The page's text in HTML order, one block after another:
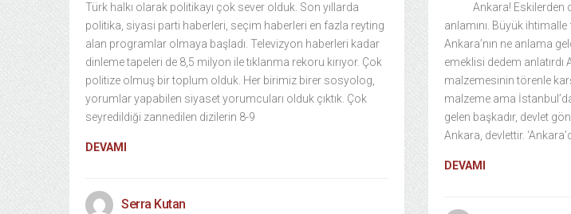
Türk halkı olarak politikayı çok sever olduk. Son yıllarda
politika, siyasi parti haberleri, seçim haberleri en fazla reyting
alan programlar olmaya başladı. Televizyon haberleri kadar
dinleme tapeleri de 8,5 milyon ile tıklanma rekoru kırıyor. Çok
politize olmuş bir toplum olduk. Her birimiz birer sosyolog,
yorumlar yapabilen siyaset yorumcuları olduk çıktık. Çok
seyredildiği zannedilen dizilerin 8-9
DEVAMI
Serra Kutan
Ankara! Eskilerden
anlamını. Büyük
Ankara’nın ne anlama
emeklisi dedem anlatırdı
malzemesinin törenle
malzeme ama
gelen başkadır, devlet
Ankara, devlettir.
DEVAMI